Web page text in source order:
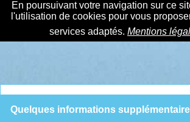
En poursuivant votre navigation sur ce
l'utilisation de cookies pour vous
services adaptés. Mentions
Quelques informations